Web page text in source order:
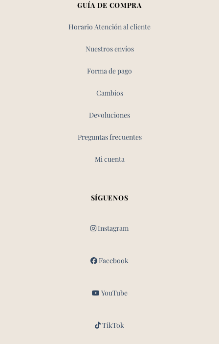
GUÍA DE COMPRA
Horario Atención al cliente
Nuestros envíos
Forma de pago
Cambios
Devoluciones
Preguntas frecuentes
Mi cuenta
SÍGUENOS
Instagram
Facebook
YouTube
TikTok